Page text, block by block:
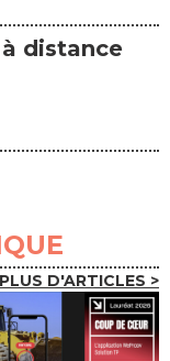
distance
PLUS D'ARTICLES >